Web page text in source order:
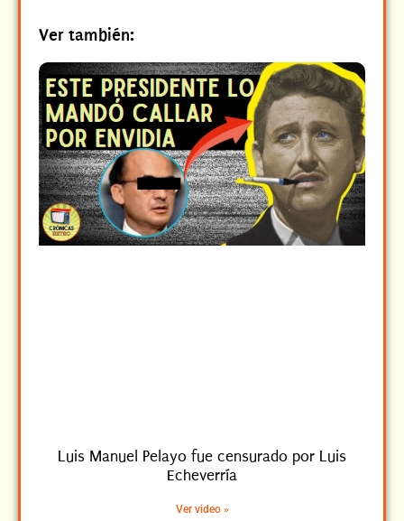
Ver también:
Luis Manuel Pelayo fue censurado por Luis
Echeverría
Ver video »